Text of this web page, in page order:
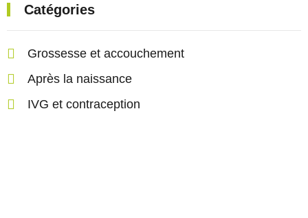
Catégories
Grossesse et accouchement
Après la naissance
IVG et contraception